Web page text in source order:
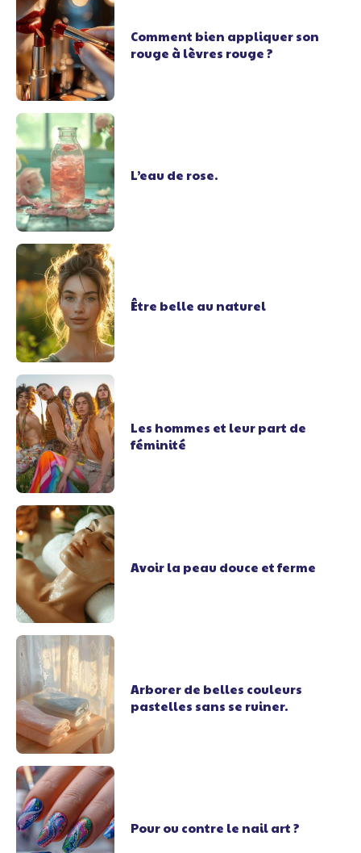
Comment bien appliquer son
rouge à lèvres rouge ?
L’eau de rose.
Être belle au naturel
Les hommes et leur part de
féminité
Avoir la peau douce et ferme
Arborer de belles couleurs
pastelles sans se ruiner.
Pour ou contre le nail art ?